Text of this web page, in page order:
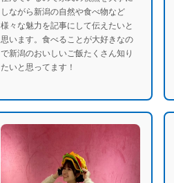
しながら新潟の自然や食べ物など
様々な魅力を記事にして伝えたいと
思います。食べることが大好きなの
で新潟のおいしいご飯たくさん知り
たいと思ってます！